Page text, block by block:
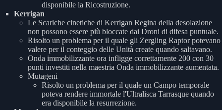
disponibile la Ricostruzione.
Kerrigan
Le Scariche cinetiche di Kerrigan Regina della desolazione
non possono essere più bloccate dai Droni di difesa puntuale.
Risolto un problema per il quale gli Zergling Raptor potevano
valere per il conteggio delle Unità create quando saltavano.
Onda immobilizzante ora infligge correttamente 200 con 30
punti investiti nella maestria Onda immobilizzante aumentata.
Mutageni
Risolto un problema per il quale un Campo temporale
poteva rendere immortale l'Ultralisca Tarrasque quando
era disponibile la resurrezione.